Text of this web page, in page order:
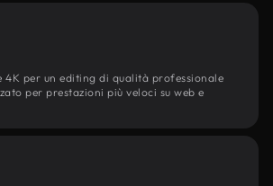
4K per un editing di qualità professionale
per prestazioni più veloci su web e